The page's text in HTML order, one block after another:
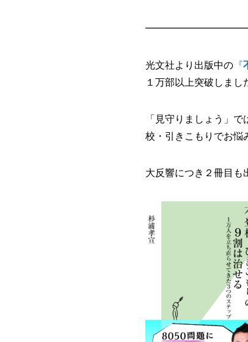
光文社より出版中の 『
１万部以上突破しまし
「見守りましょう」
校・引きこもりでお悩
大反響につき２冊目も